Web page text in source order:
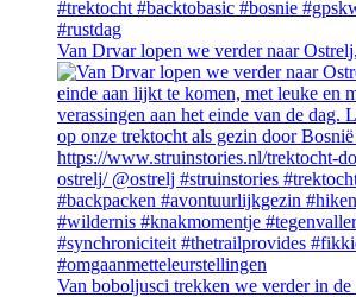
Van Drvar lopen we verder naar
Van boboljusci trekken we verder in